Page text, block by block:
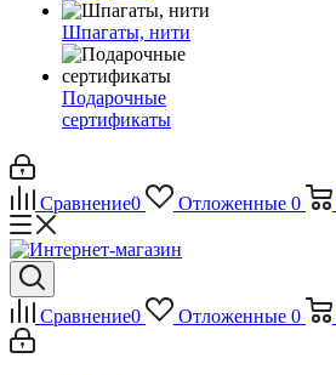
Шпагаты, нити
Подарочные
сертификаты
Сравнение0 Отложенные 0
Сравнение0 Отложенные 0